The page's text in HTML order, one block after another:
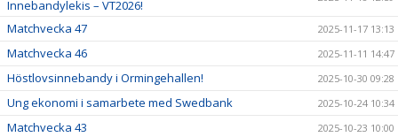
Innebandylekis – VT2026!
Matchvecka 47 2025-11-17 13:13
Matchvecka 46 2025-11-11 14:47
Höstlovsinnebandy i Ormingehallen! 2025-10-30 09:28
Ung ekonomi i samarbete med Swedbank 2025-10-24 10:34
Matchvecka 43 2025-10-23 10:00